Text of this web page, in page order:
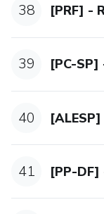
38 [PRF] -
39 [PC-
40
41 [PP-DF]